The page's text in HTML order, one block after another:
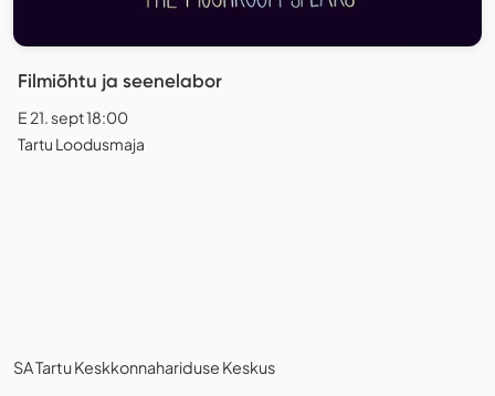
Filmiõhtu ja seenelabor
E 21. sept 18:00
Tartu Loodusmaja
SA Tartu Keskkonnahariduse Keskus